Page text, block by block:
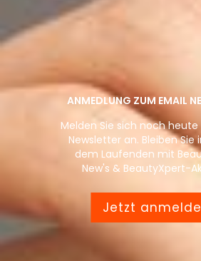
ANMEDLUNG ZUM EMAIL
Melden Sie sich noch
Newsletter an. Bleiben
dem Laufenden mit
New's & BeautyXpert-
Jetzt